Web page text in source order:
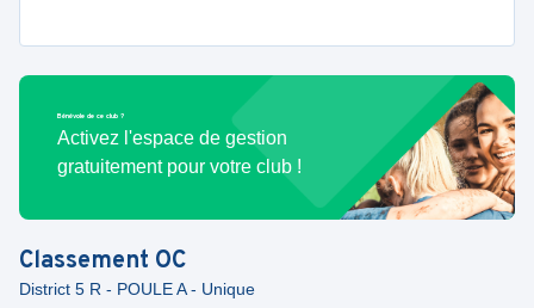
Bénévole de ce club ?
Activez l'espace de gestion
gratuitement pour votre club !
Classement OC
District 5 R - POULE A - Unique